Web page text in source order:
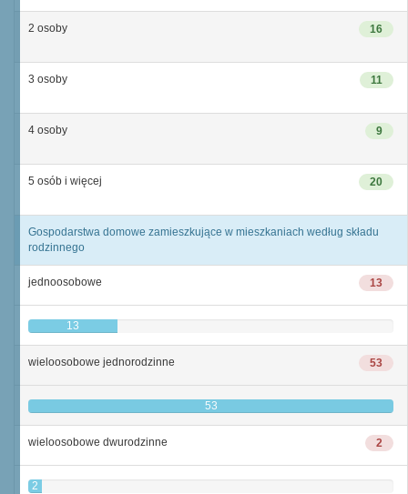
16
2 osoby
11
3 osoby
9
4 osoby
20
5 osób i więcej
Gospodarstwa domowe zamieszkujące w mieszkaniach według składu
rodzinnego
13
jednoosobowe
13
53
wieloosobowe jednorodzinne
53
2
wieloosobowe dwurodzinne
2